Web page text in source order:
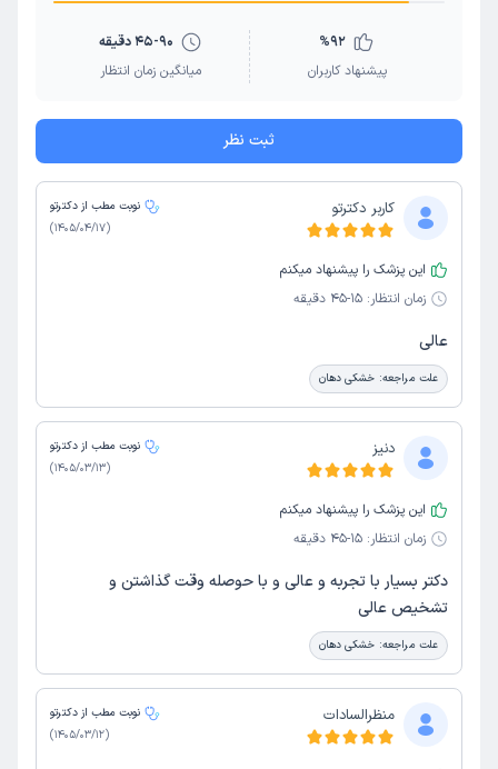
%92
پیشنهاد کاربران
45-90 دقیقه
میانگین زمان انتظار
ثبت نظر
کاربر دکترتو
نوبت مطب از دکترتو
(
1405/04/17
)
این پزشک را پیشنهاد میکنم
زمان انتظار: 15-45 دقیقه
عالی
علت مراجعه: خشکی دهان
دنیز
نوبت مطب از دکترتو
(
1405/03/13
)
این پزشک را پیشنهاد میکنم
زمان انتظار: 15-45 دقیقه
دکتر بسیار با تجربه و عالی و با حوصله وقت گذاشتن و
تشخیص عالی
علت مراجعه: خشکی دهان
منظرالسادات
نوبت مطب از دکترتو
(
1405/03/12
)